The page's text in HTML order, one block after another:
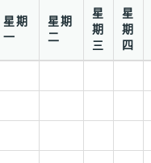
星期
一
星期
二
星
期
三
星
期
四